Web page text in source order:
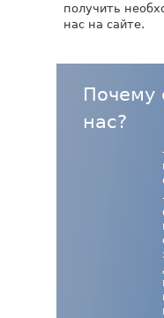
получить
нас на сайте.
Почему
нас?